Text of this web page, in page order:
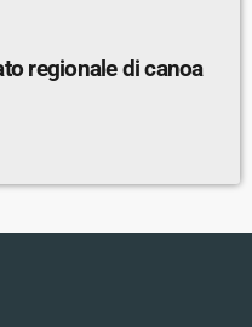
regionale di canoa